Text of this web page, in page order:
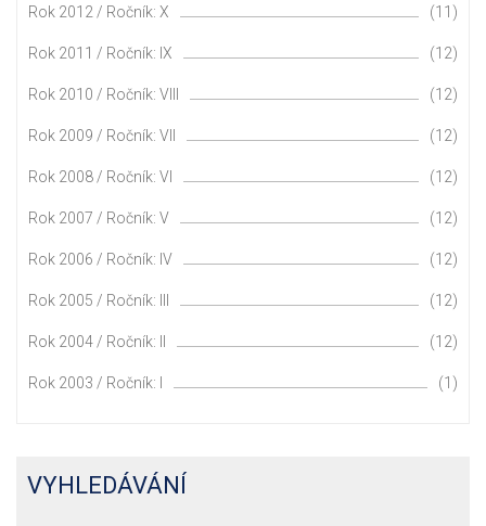
Rok 2012 / Ročník: X (11)
Rok 2011 / Ročník: IX (12)
Rok 2010 / Ročník: VIII (12)
Rok 2009 / Ročník: VII (12)
Rok 2008 / Ročník: VI (12)
Rok 2007 / Ročník: V (12)
Rok 2006 / Ročník: IV (12)
Rok 2005 / Ročník: III (12)
Rok 2004 / Ročník: II (12)
Rok 2003 / Ročník: I (1)
VYHLEDÁVÁNÍ